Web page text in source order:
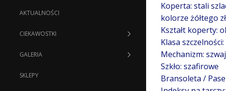
AKTUALNOŚCI
CIEKAWOSTKI
GALERIA
SKLEPY
Koperta: stali
kolorze żółtego
Kształt koperty:
Klasa
Mechanizm:
Szkło: szafirowe
Bransoleta /